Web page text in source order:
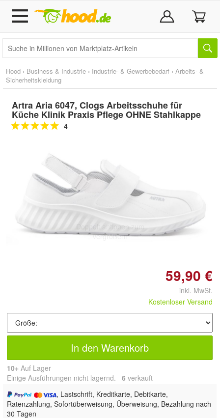
Hood › Business & Industrie › Industrie- & Gewerbebedarf › Arbeits- &
Sicherheitskleidung
Artra Aria 6047, Clogs Arbeitsschuhe für
Küche Klinik Praxis Pflege OHNE Stahlkappe
4
Doppelt antippen zum
vergrößern
59,90 €
inkl. MwSt.
Kostenloser Versand
In den Warenkorb
10+ Auf Lager
Einige Ausführungen nicht lagernd. 6 verkauft
, Lastschrift, Kreditkarte, Debitkarte,
Ratenzahlung, Sofortüberweisung, Überweisung, Bezahlung nach
30 Tagen